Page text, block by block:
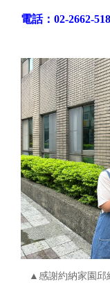
電話：02-2662-
▲感謝約納家園邱